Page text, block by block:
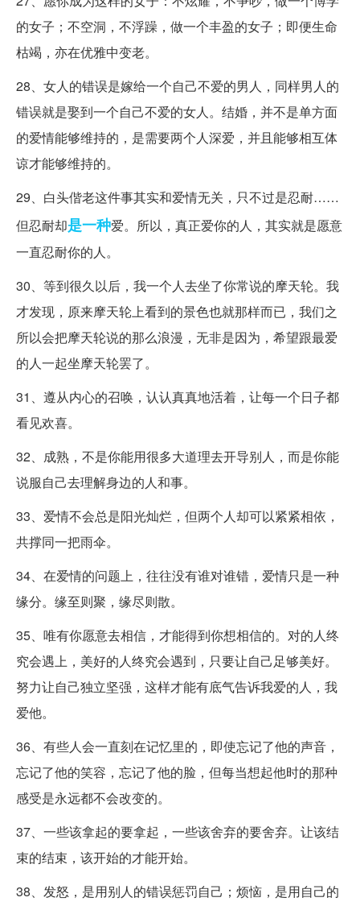
的女子；不空洞，不浮躁，做一个丰盈的女子；即便生命
枯竭，亦在优雅中变老。
28、女人的错误是嫁给一个自己不爱的男人，同样男人的
错误就是娶到一个自己不爱的女人。结婚，并不是单方面
的爱情能够维持的，是需要两个人深爱，并且能够相互体
谅才能够维持的。
29、白头偕老这件事其实和爱情无关，只不过是忍耐……
但忍耐却是一种爱。所以，真正爱你的人，其实就是愿意
一直忍耐你的人。
30、等到很久以后，我一个人去坐了你常说的摩天轮。我
才发现，原来摩天轮上看到的景色也就那样而已，我们之
所以会把摩天轮说的那么浪漫，无非是因为，希望跟最爱
的人一起坐摩天轮罢了。
31、遵从内心的召唤，认认真真地活着，让每一个日子都
看见欢喜。
32、成熟，不是你能用很多大道理去开导别人，而是你能
说服自己去理解身边的人和事。
33、爱情不会总是阳光灿烂，但两个人却可以紧紧相依，
共撑同一把雨伞。
34、在爱情的问题上，往往没有谁对谁错，爱情只是一种
缘分。缘至则聚，缘尽则散。
35、唯有你愿意去相信，才能得到你想相信的。对的人终
究会遇上，美好的人终究会遇到，只要让自己足够美好。
努力让自己独立坚强，这样才能有底气告诉我爱的人，我
爱他。
36、有些人会一直刻在记忆里的，即使忘记了他的声音，
忘记了他的笑容，忘记了他的脸，但每当想起他时的那种
感受是永远都不会改变的。
37、一些该拿起的要拿起，一些该舍弃的要舍弃。让该结
束的结束，该开始的才能开始。
38、发怒，是用别人的错误惩罚自己；烦恼，是用自己的